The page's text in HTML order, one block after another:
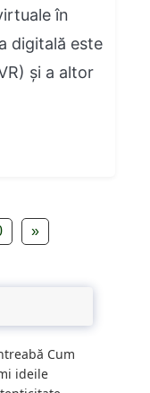
în
digitală este
și a altor
»
Cum
ideile